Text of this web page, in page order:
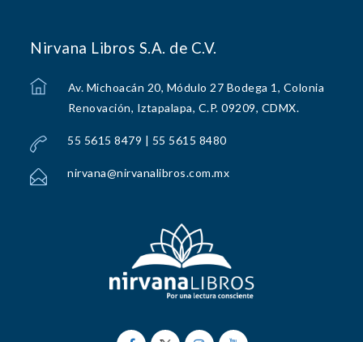
Nirvana Libros S.A. de C.V.
Av. Michoacán 20, Módulo 27 Bodega 1, Colonia
Renovación, Iztapalapa, C.P. 09209, CDMX.
55 5615 8479 | 55 5615 8480
nirvana@nirvanalibros.com.mx